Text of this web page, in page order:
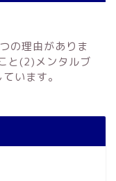
の理由がありま
と(2)メンタルブ
います。